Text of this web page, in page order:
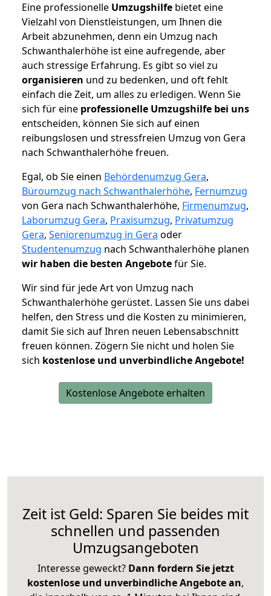
Eine professionelle Umzugshilfe bietet eine
Vielzahl von Dienstleistungen, um Ihnen die
Arbeit abzunehmen, denn ein Umzug nach
Schwanthalerhöhe ist eine aufregende, aber
auch stressige Erfahrung. Es gibt so viel zu
organisieren und zu bedenken, und oft fehlt
einfach die Zeit, um alles zu erledigen. Wenn Sie
sich für eine professionelle Umzugshilfe bei uns
entscheiden, können Sie sich auf einen
reibungslosen und stressfreien Umzug von Gera
nach Schwanthalerhöhe freuen.
Egal, ob Sie einen Behördenumzug Gera,
Büroumzug nach Schwanthalerhöhe, Fernumzug
von Gera nach Schwanthalerhöhe, Firmenumzug,
Laborumzug Gera, Praxisumzug, Privatumzug
Gera, Seniorenumzug in Gera oder
Studentenumzug nach Schwanthalerhöhe planen
wir haben die besten Angebotefür Sie.
Wir sind für jede Art von Umzug nach
Schwanthalerhöhe gerüstet. Lassen Sie uns dabei
helfen, den Stress und die Kosten zu minimieren,
damit Sie sich auf Ihren neuen Lebensabschnitt
freuen können. Zögern Sie nicht und holen Sie
sich kostenlose und unverbindliche Angebote!
Kostenlose Angebote erhalten
Zeit ist Geld: Sparen Sie beides mit
schnellen und passenden
Umzugsangeboten
Interesse geweckt? Dann fordern Sie jetzt
kostenlose und unverbindliche Angebote an,